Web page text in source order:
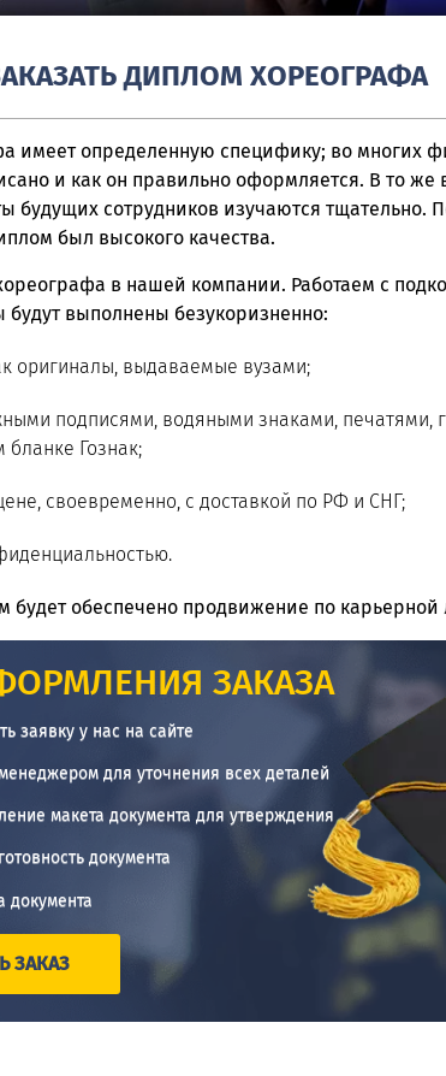
ДИПЛОМ ХОРЕОГРАФА
имеет определенную специфику; во многих
и как он правильно оформляется. В то
будущих сотрудников изучаются тщательно.
был высокого качества.
в нашей компании. Работаем с
будут выполнены безукоризненно:
оригиналы, выдаваемые вузами;
подписями, водяными знаками,
бланке Гознак;
своевременно, с доставкой по РФ и СНГ;
будет обеспечено продвижение по карьерной
ЗАКАЗА
заявку у нас на сайте
для уточнения всех деталей
макета документа для утверждения
документа
документа
ЗАКАЗ